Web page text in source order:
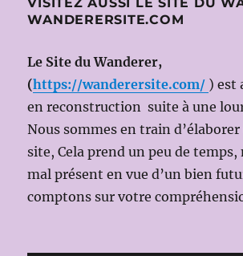
WANDERERSITE.COM
Le Site du Wanderer,
(https://wanderersite.com/ ) est
en reconstruction suite à une
Nous sommes en train
site, Cela prend un peu de temps,
mal présent en vue d’un bien
comptons sur votre